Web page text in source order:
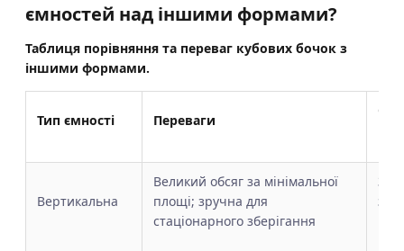
ємностей над іншими формами?
Таблиця порівняння та переваг кубових бочок з
іншими формами.
Тип ємності Переваги
Вертикальна
Великий обсяг за мінімальної
площі; зручна для
стаціонарного зберігання